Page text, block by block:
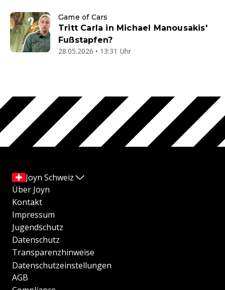
Game of Cars
Tritt Carla in Michael Manousakis'
Fußstapfen?
28.05.2026 • 13:31 Uhr
Joyn Schweiz
Über Joyn
Kontakt
Impressum
Jugendschutz
Datenschutz
Transparenzhinweise
Datenschutzeinstellungen
AGB